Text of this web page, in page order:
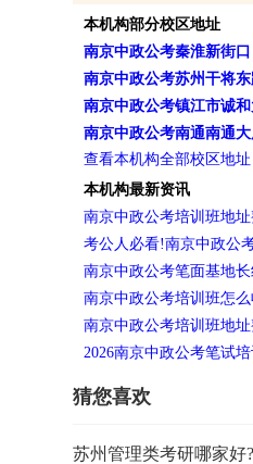
本机构部分校区地址
南京中政公考秦淮新街口
南京中政公考苏州干将
南京中政公考镇江市诚和
南京中政公考南通南通大
查看本机构全部校区地
本机构最新资讯
南京中政公考培训班地址
考公人必看!南京中政公
南京中政公考笔面基地长
南京中政公考培训班怎么
南京中政公考培训班地址
2026南京中政公考笔试
猜您喜欢
苏州管理类考研哪家好